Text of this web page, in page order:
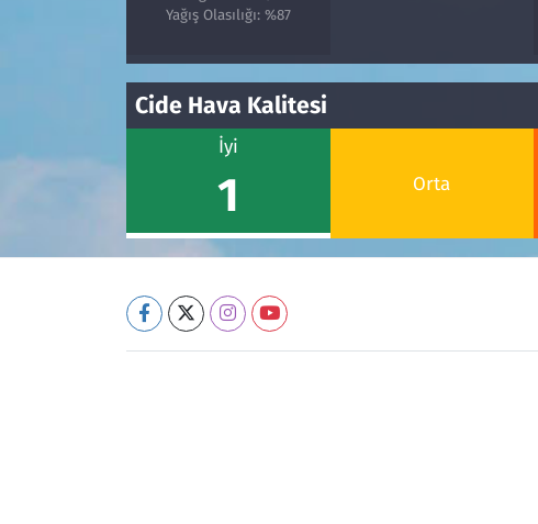
Yağış Olasılığı: %87
Cide Hava Kalitesi
İyi
1 Orta